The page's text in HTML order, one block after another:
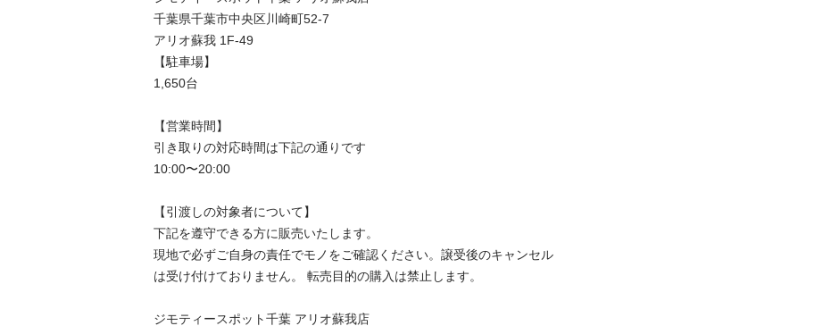
千葉県千葉市中央区川崎町52-7
アリオ蘇我 1F-49
【駐⾞場】
1,650台
【営業時間】
引き取りの対応時間は下記の通りです
10:00〜20:00
【引渡しの対象者について】
下記を遵守できる⽅に販売いたします。
現地で必ずご⾃⾝の責任でモノをご確認ください。譲受後のキャンセル
は受け付けておりません。 転売⽬的の購⼊は禁⽌します。